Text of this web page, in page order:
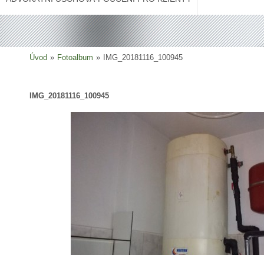
Úvod » Fotoalbum » IMG_20181116_100945
IMG_20181116_100945